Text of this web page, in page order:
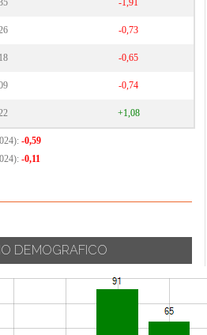
-1,91
-0,73
-0,65
-0,74
+1,08
-0,59
-0,11
DEMOGRAFICO